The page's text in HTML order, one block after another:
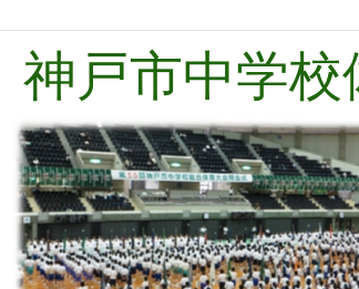
神戸市中学校